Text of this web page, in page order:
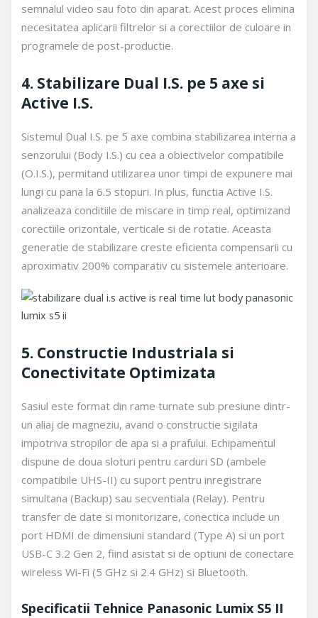
semnalul video sau foto din aparat. Acest proces elimina
necesitatea aplicarii filtrelor si a corectiilor de culoare in
programele de post-productie.
4. Stabilizare Dual I.S. pe 5 axe si
Active I.S.
Sistemul Dual I.S. pe 5 axe combina stabilizarea interna a
senzorului (Body I.S.) cu cea a obiectivelor compatibile
(O.I.S.), permitand utilizarea unor timpi de expunere mai
lungi cu pana la 6.5 stopuri. In plus, functia Active I.S.
analizeaza conditiile de miscare in timp real, optimizand
corectiile orizontale, verticale si de rotatie. Aceasta
generatie de stabilizare creste eficienta compensarii cu
aproximativ 200% comparativ cu sistemele anterioare.
5. Constructie Industriala si
Conectivitate Optimizata
Sasiul este format din rame turnate sub presiune dintr-
un aliaj de magneziu, avand o constructie sigilata
impotriva stropilor de apa si a prafului. Echipamentul
dispune de doua sloturi pentru carduri SD (ambele
compatibile UHS-II) cu suport pentru inregistrare
simultana (Backup) sau secventiala (Relay). Pentru
transfer de date si monitorizare, conectica include un
port HDMI de dimensiuni standard (Type A) si un port
USB-C 3.2 Gen 2, fiind asistat si de optiuni de conectare
wireless Wi-Fi (5 GHz si 2.4 GHz) si Bluetooth.
Specificatii Tehnice Panasonic Lumix S5 II